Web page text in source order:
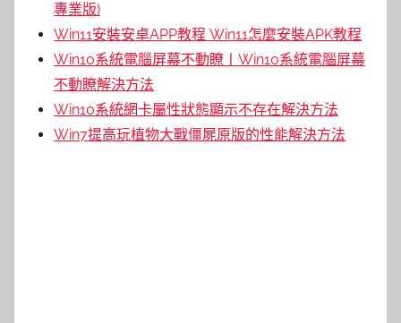
專業版)
Win11安裝安卓APP教程 Win11怎麼安裝APK教程
Win10系統電腦屏幕不動瞭丨Win10系統電腦屏幕
不動瞭解決方法
Win10系統網卡屬性狀態顯示不存在解決方法
Win7提高玩植物大戰僵屍原版的性能解決方法